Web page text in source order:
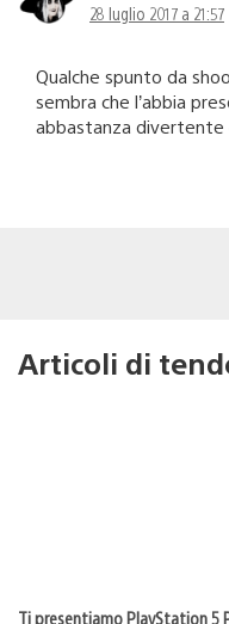
28 luglio 2017 a 21:57
Qualche spunto da
sembra che l’abbia
abbastanza
Articoli di
Ti presentiamo PlayStation 5